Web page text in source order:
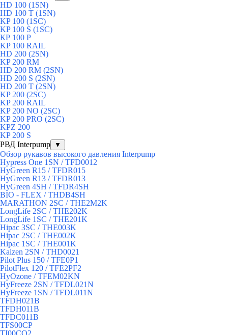
HD 100 (1SN)
HD 100 T (1SN)
KP 100 (1SC)
KP 100 S (1SC)
КР 100 Р
KP 100 RAIL
HD 200 (2SN)
KP 200 RM
HD 200 RM (2SN)
HD 200 S (2SN)
HD 200 T (2SN)
KP 200 (2SC)
KP 200 RAIL
KP 200 NO (2SC)
KP 200 PRO (2SC)
KPZ 200
KP 200 S
РВД Interpump
▼
Обзор рукавов высокого давления Interpump
Hypress One 1SN / TFD0012
HyGreen R15 / TFDR015
HyGreen R13 / TFDR013
HyGreen 4SH / TFDR4SH
BIO - FLEX / THDB4SH
MARATHON 2SC / THE2M2K
LongLife 2SC / THE202K
LongLife 1SC / THE201K
Hipac 3SC / THE003K
Hipac 2SC / THE002K
Hipac 1SC / THE001K
Kaizen 2SN / THD0021
Pilot Plus 150 / TFE0P1
PilotFlex 120 / TFE2PF2
HyOzone / TFEM02KN
HyFreeze 2SN / TFDL021N
HyFreeze 1SN / TFDL011N
TFDH021B
TFDH011B
TFDC011B
TFS00CP
TI00CO2